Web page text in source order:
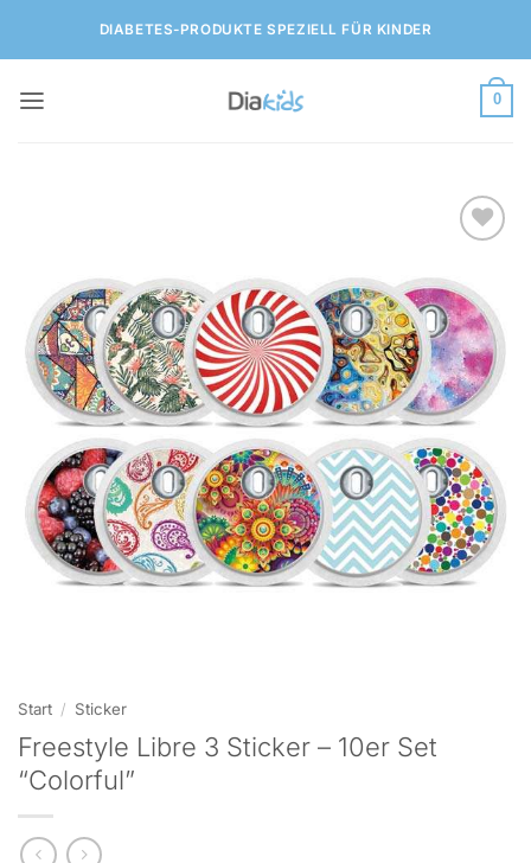
DIABETES-PRODUKTE SPEZIELL FÜR KINDER
0
Wunschliste
hinzufügen
Start / Sticker
Freestyle Libre 3 Sticker – 10er Set
“Colorful”